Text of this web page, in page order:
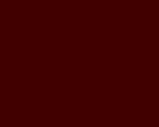
värdesätter